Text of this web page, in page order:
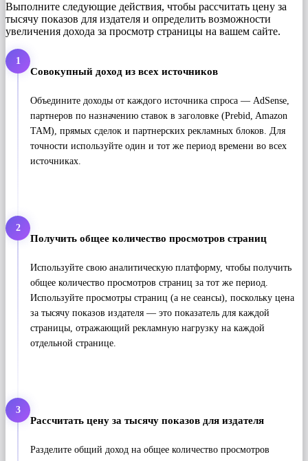
Выполните следующие действия, чтобы рассчитать цену за
тысячу показов для издателя и определить возможности
увеличения дохода за просмотр страницы на вашем сайте.
1
Совокупный доход из всех источников
Объедините доходы от каждого источника спроса — AdSense,
партнеров по назначению ставок в заголовке (Prebid, Amazon
TAM), прямых сделок и партнерских рекламных блоков. Для
точности используйте один и тот же период времени во всех
источниках.
2
Получить общее количество просмотров страниц
Используйте свою аналитическую платформу, чтобы получить
общее количество просмотров страниц за тот же период.
Используйте просмотры страниц (а не сеансы), поскольку цена
за тысячу показов издателя — это показатель для каждой
страницы, отражающий рекламную нагрузку на каждой
отдельной странице.
3
Рассчитать цену за тысячу показов для издателя
Разделите общий доход на общее количество просмотров